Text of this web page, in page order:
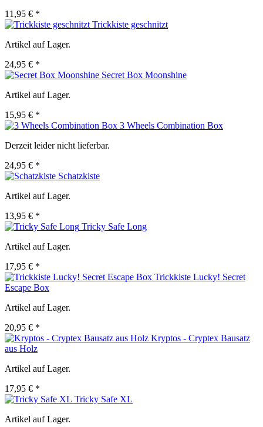
11,95 € *
Trickkiste geschnitzt
Artikel auf Lager.
24,95 € *
Secret Box Moonshine
Artikel auf Lager.
15,95 € *
3 Wheels Combination Box
Derzeit leider nicht lieferbar.
24,95 € *
Schatzkiste
Artikel auf Lager.
13,95 € *
Tricky Safe Long
Artikel auf Lager.
17,95 € *
Trickkiste Lucky! Secret
Escape Box
Artikel auf Lager.
20,95 € *
Kryptos - Cryptex Bausatz
aus Holz
Artikel auf Lager.
17,95 € *
Tricky Safe XL
Artikel auf Lager.